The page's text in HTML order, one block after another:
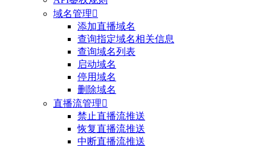
域名管理
添加直播域名
查询指定域名相关信息
查询域名列表
启动域名
停用域名
删除域名
直播流管理
禁止直播流推送
恢复直播流推送
中断直播流推送